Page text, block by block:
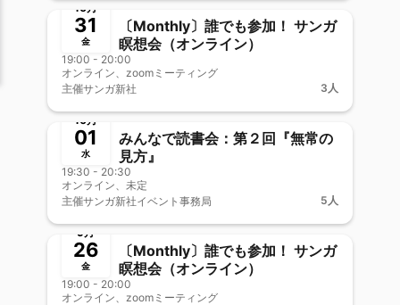
10月
31
金
〔Monthly〕誰でも参加！ サンガ
瞑想会（オンライン）
19:00 - 20:00
オンライン、zoomミーティング
主催サンガ新社 3人
終了
10月
01
水
みんなで読書会：第２回『無常の
見方』
19:30 - 20:30
オンライン、未定
主催サンガ新社イベント事務局 5人
終了
9月
26
金
〔Monthly〕誰でも参加！ サンガ
瞑想会（オンライン）
19:00 - 20:00
オンライン、zoomミーティング